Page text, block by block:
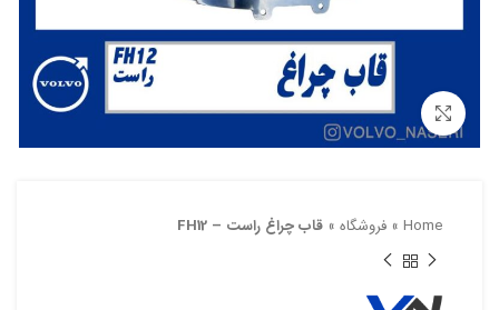
بزرگنمایی تصویر
Home
» فروشگاه » قاب چراغ راست – FH12